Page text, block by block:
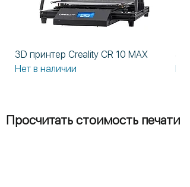
3D принтер Creality CR 10 MAX
Нет в наличии
Просчитать стоимость печати